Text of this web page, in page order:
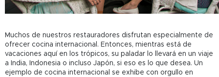
Muchos de nuestros restauradores disfrutan especialmente de
ofrecer cocina internacional. Entonces, mientras está de
vacaciones aquí en los trópicos, su paladar lo llevará en un viaje
a India, Indonesia o incluso Japón, si eso es lo que desea. Un
ejemplo de cocina internacional se exhibe con orgullo en